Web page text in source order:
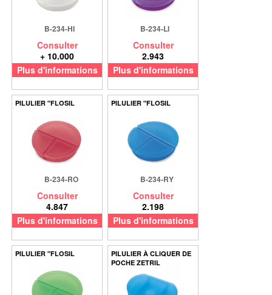
B-234-HI
Consulter
+ 10.000
Plus d'informations
B-234-LI
Consulter
2.943
Plus d'informations
PILULIER "FLOSIL
B-234-RO
Consulter
4.847
Plus d'informations
PILULIER "FLOSIL
B-234-RY
Consulter
2.198
Plus d'informations
PILULIER "FLOSIL
PILULIER À CLIQUER DE
POCHE ZETRIL